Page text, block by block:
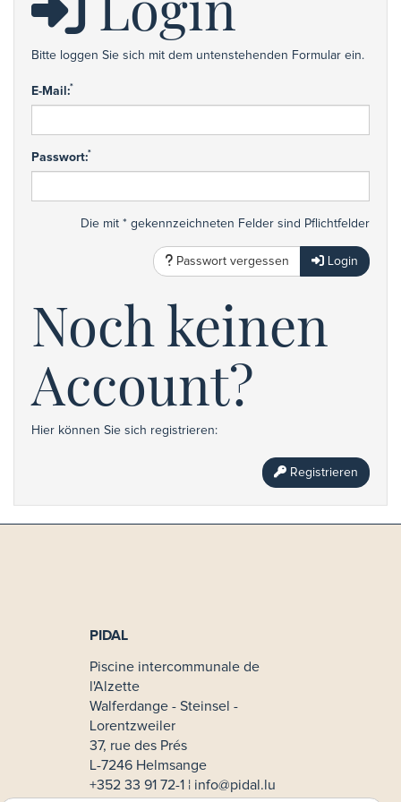
Bitte loggen Sie sich mit dem untenstehenden Formular ein.
E-Mail:*
Passwort:*
Die mit * gekennzeichneten Felder sind Pflichtfelder
Passwort vergessen Login
Noch keinen
Account?
Hier können Sie sich registrieren:
Registrieren
PIDAL
Piscine intercommunale de
l'Alzette
Walferdange - Steinsel -
Lorentzweiler
37, rue des Prés
L-7246 Helmsange
+352 33 91 72-1 ¦ info@pidal.lu